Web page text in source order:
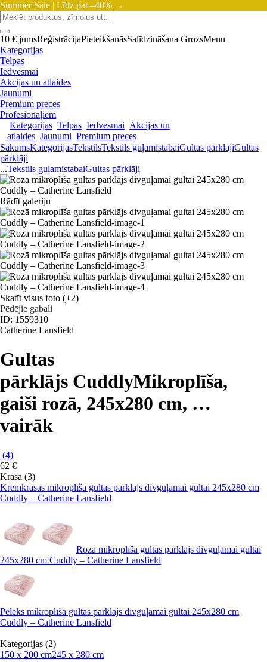
Summer Sale | Līdz pat –40% →
10 € jumsReģistrācijaPieteikšanāsSalīdzināšana GrozsMenu
Kategorijas
Telpas
Iedvesmai
Akcijas un atlaides
Jaunumi
Premium preces
Profesionāļiem
Kategorijas Telpas Iedvesmai Akcijas un
atlaides Jaunumi Premium preces
SākumsKategorijasTekstilsTekstils guļamistabaiGultas pārklājiGultas
pārklāji
...Tekstils guļamistabaiGultas pārklāji
Rādīt galeriju
Skatīt visus foto (+2)
Pēdējie gabali
ID: 1559310
Catherine Lansfield
Gultas
pārklājs CuddlyMikroplīša,
gaiši rozā, 245x280 cm, …
vairāk
(4)
62 €
Krāsa (3)
Krēmkrāsas mikroplīša gultas pārklājs divguļamai gultai 245x280 cm
Cuddly – Catherine Lansfield
Rozā mikroplīša gultas pārklājs divguļamai gultai
245x280 cm Cuddly – Catherine Lansfield
Pelēks mikroplīša gultas pārklājs divguļamai gultai 245x280 cm
Cuddly – Catherine Lansfield
Kategorijas (2)
150 x 200 cm245 x 280 cm